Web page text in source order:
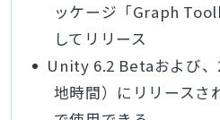
ッケージ「Graph
してリリース
Unity 6.2 Betaおよび
地時間）にリリース